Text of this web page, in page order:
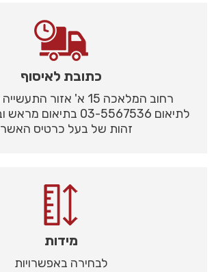
כתובת לאיסוף
רחוב המלאכה 15 א' אזור
לתיאום 03-5567536
זהות של בעל כרטיס
מידות
לבחירה באפשרויות